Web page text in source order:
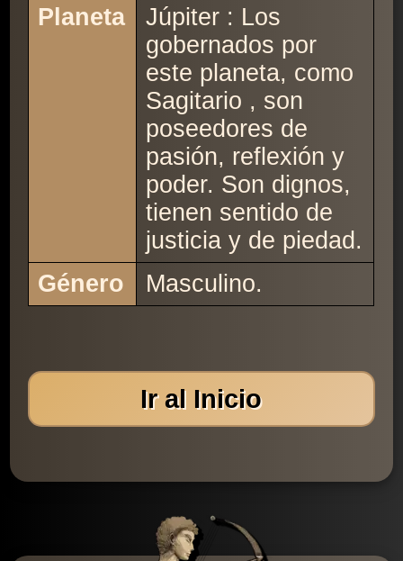
Planeta
Júpiter : Los
gobernados por
este planeta, como
Sagitario , son
poseedores de
pasión, reflexión y
poder. Son dignos,
tienen sentido de
justicia y de piedad.
Género
Masculino.
Ir al Inicio